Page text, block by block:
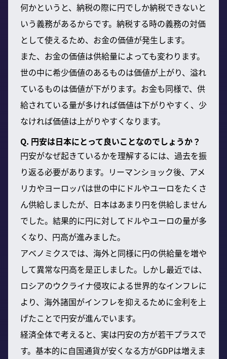
何かというと、納税の際に円でしか納税できないと
いう義務があるからです。納税する時の義務の対価
として使えるため、お金の価値が発生します。
また、お金の価値は供給量によっても変わります。
世の中に希少価値のあるものは価値が上がり、溢れ
ているものは価値が下がります。お金も同様で、供
給されている量が多ければ価値は下がりやすく、少
なければ価値は上がりやすくなります。
Q. 円安は日本にとって良いことなのでしょうか？
円安がなぜ起きているかを理解するには、過去を振
り返る必要があります。リーマンショック後、アメ
リカやヨーロッパは世の中にドルやユーロをたくさ
ん供給しましたが、日本はあまり円を供給しません
でした。結果的に円に対してドルやユーロの量が多
くなり、円高が進みました。
アベノミクスでは、海外と同様に円の供給量を増や
して異常な円高を是正しました。しかし最近では、
ロシアのウクライナ侵攻による世界的なインフレに
より、海外諸国がインフレを抑えるために金利を上
げたことで円安が進んでいます。
経済全体で考えると、実は円安の方が若干プラスで
す。基本的に自国通貨が安くなる方がGDPは増えま